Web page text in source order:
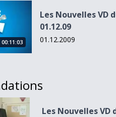
du 01.12.09
00:11:03
Les Nouvelles VD
01.12.09
01.12.2009
du 04.11.10
Les Nouvelles VD